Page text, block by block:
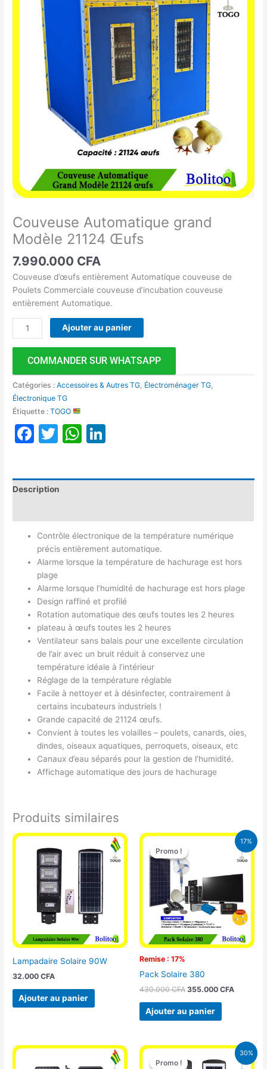
Couveuse Automatique grand
Modèle 21124 Œufs
7.990.000 CFA
Couveuse d’œufs entièrement Automatique couveuse de
Poulets Commerciale couveuse d’incubation couveuse
entièrement Automatique.
Ajouter au panier
COMMANDER SUR WHATSAPP
Catégories :Accessoires & Autres TG Électroménager TG
Électronique TG
Étiquette :TOGO
Facebook
TwitterWhatsApp
Description
Contrôle électronique de la température numérique
précis entièrement automatique.
Alarme lorsque la température de hachurage est hors
plage
Alarme lorsque l’humidité de hachurage est hors plage
Design raffiné et profilé
Rotation automatique des œufs toutes les 2 heures
plateau à œufs toutes les 2 heures
Ventilateur sans balais pour une excellente circulation
de l’air avec un bruit réduit à conservez une
température idéale à l’intérieur
Réglage de la température réglable
Facile à nettoyer et à désinfecter, contrairement à
certains incubateurs industriels !
Grande capacité de 21124 œufs.
Convient à toutes les volailles – poulets, canards, oies,
dindes, oiseaux aquatiques, perroquets, oiseaux, etc
Canaux d’eau séparés pour la gestion de l’humidité.
Affichage automatique des jours de hachurage
Produits similaires
Lampadaire Solaire 90W
32.000CFA
Ajouter au panier
17%
Promo !
Remise : 17%
Promo !
Pack Solaire 380
430.000CFA
Le
initial
était :
430.000 CFA.
355.000 CFA
Le
prix
actuel
355.000
Ajouter au panier
30%
Promo !
Promo !
Le
prix
Le
prix